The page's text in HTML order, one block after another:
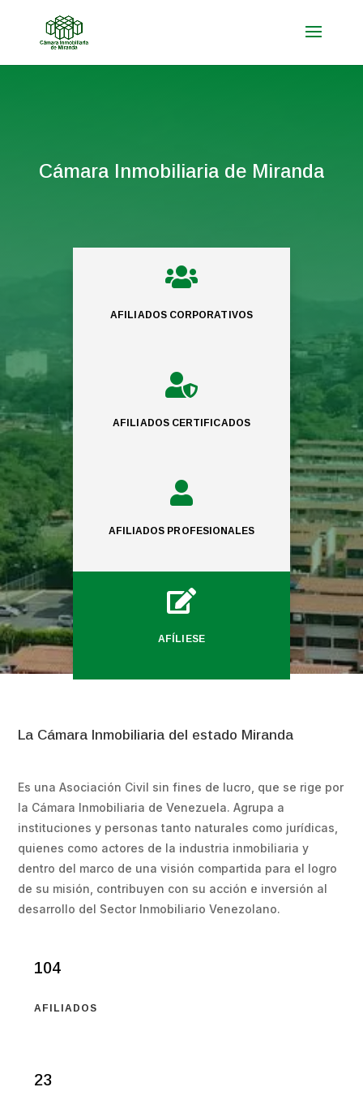
Cámara Inmobiliaria de Miranda

AFILIADOS CORPORATIVOS

AFILIADOS CERTIFICADOS

AFILIADOS PROFESIONALES

AFÍLIESE
La Cámara Inmobiliaria del estado Miranda
Es una Asociación Civil sin fines de lucro, que se rige por
la Cámara Inmobiliaria de Venezuela. Agrupa a
instituciones y personas tanto naturales como jurídicas,
quienes como actores de la industria inmobiliaria y
dentro del marco de una visión compartida para el logro
de su misión, contribuyen con su acción e inversión al
desarrollo del Sector Inmobiliario Venezolano.
104
AFILIADOS
23